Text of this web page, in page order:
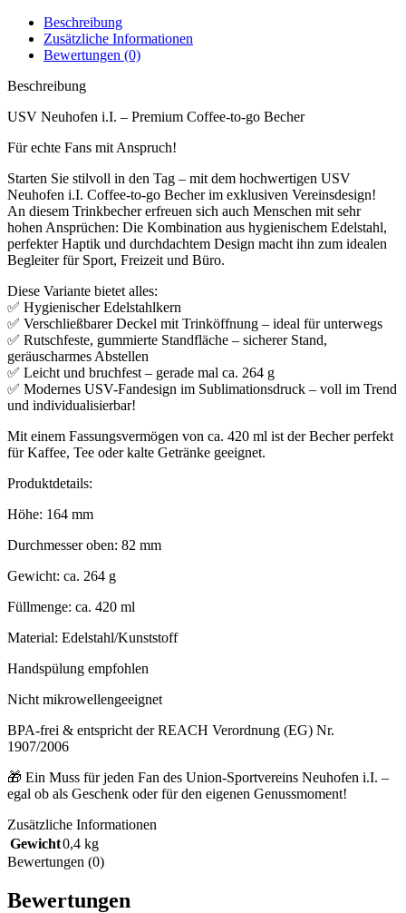
Beschreibung
Zusätzliche Informationen
Bewertungen (0)
Beschreibung
USV Neuhofen i.I. – Premium Coffee-to-go Becher
Für echte Fans mit Anspruch!
Starten Sie stilvoll in den Tag – mit dem hochwertigen USV
Neuhofen i.I. Coffee-to-go Becher im exklusiven Vereinsdesign!
An diesem Trinkbecher erfreuen sich auch Menschen mit sehr
hohen Ansprüchen: Die Kombination aus hygienischem Edelstahl,
perfekter Haptik und durchdachtem Design macht ihn zum idealen
Begleiter für Sport, Freizeit und Büro.
Diese Variante bietet alles:
✅ Hygienischer Edelstahlkern
✅ Verschließbarer Deckel mit Trinköffnung – ideal für unterwegs
✅ Rutschfeste, gummierte Standfläche – sicherer Stand,
geräuscharmes Abstellen
✅ Leicht und bruchfest – gerade mal ca. 264 g
✅ Modernes USV-Fandesign im Sublimationsdruck – voll im Trend
und individualisierbar!
Mit einem Fassungsvermögen von ca. 420 ml ist der Becher perfekt
für Kaffee, Tee oder kalte Getränke geeignet.
Produktdetails:
Höhe: 164 mm
Durchmesser oben: 82 mm
Gewicht: ca. 264 g
Füllmenge: ca. 420 ml
Material: Edelstahl/Kunststoff
Handspülung empfohlen
Nicht mikrowellengeeignet
BPA-frei & entspricht der REACH Verordnung (EG) Nr.
1907/2006
🎁 Ein Muss für jeden Fan des Union-Sportvereins Neuhofen i.I. –
egal ob als Geschenk oder für den eigenen Genussmoment!
Zusätzliche Informationen
Gewicht0,4 kg
Bewertungen (0)
Bewertungen